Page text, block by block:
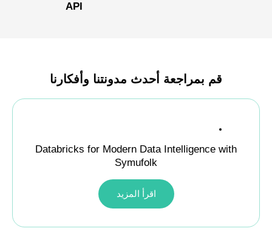
API
قم بمراجعة أحدث مدونتنا وأفكارنا
Databricks for Modern Data Intelligence with
Symufolk
اقرأ المزيد